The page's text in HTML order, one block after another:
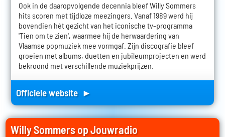
Ook in de daaropvolgende decennia bleef Willy Sommers
hits scoren met tijdloze meezingers. Vanaf 1989 werd hij
bovendien hét gezicht van het iconische tv-programma
'Tien om te zien', waarmee hij de herwaardering van
Vlaamse popmuziek mee vormgaf. Zijn discografie bleef
groeien met albums, duetten en jubileumprojecten en werd
bekroond met verschillende muziekprijzen.
Officiele website ►
Willy Sommers op Jouwradio